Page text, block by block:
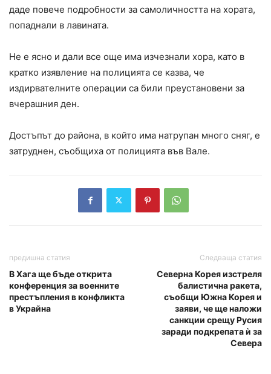
даде повече подробности за самоличността на хората,
попаднали в лавината.
Не е ясно и дали все още има изчезнали хора, като в
кратко изявление на полицията се казва, че
издирвателните операции са били преустановени за
вчерашния ден.
Достъпът до района, в който има натрупан много сняг, е
затруднен, съобщиха от полицията във Вале.
предишна статия
В Хага ще бъде открита
конференция за военните
престъпления в конфликта
в Украйна
Следваща статия
Северна Корея изстреля
балистична ракета,
съобщи Южна Корея и
заяви, че ще наложи
санкции срещу Русия
заради подкрепата ѝ за
Севера